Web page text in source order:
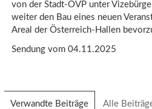
von der Stadt-ÖVP unter
weiter den Bau eines neuen
Areal der Österreich-Hallen
Sendung vom 04.11.2025
Verwandte Beiträge (aktiver
Alle